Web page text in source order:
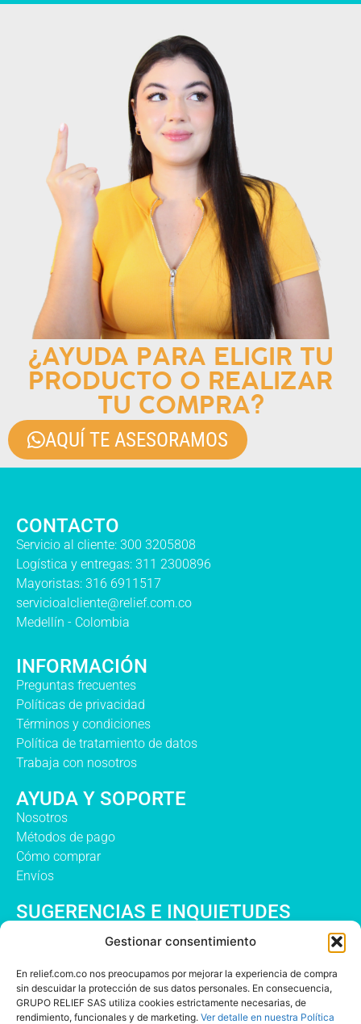
Gestionar consentimiento
En relief.com.co nos preocupamos por mejorar la experiencia de compra
sin descuidar la protección de sus datos personales. En consecuencia,
GRUPO RELIEF SAS utiliza cookies estrictamente necesarias, de
rendimiento, funcionales y de marketing. Ver detalle en nuestra Política
¿AYUDA PARA ELIGIR TU
PRODUCTO O REALIZAR
TU COMPRA?
AQUÍ TE ASESORAMOS
CONTACTO
Servicio al cliente: 300 3205808
Logística y entregas: 311 2300896
Mayoristas: 316 6911517
servicioalcliente@relief.com.co
Medellín - Colombia
INFORMACIÓN
Preguntas frecuentes
Políticas de privacidad
Términos y condiciones
Política de tratamiento de datos
Trabaja con nosotros
AYUDA Y SOPORTE
Nosotros
Métodos de pago
Cómo comprar
Envíos
SUGERENCIAS E INQUIETUDES